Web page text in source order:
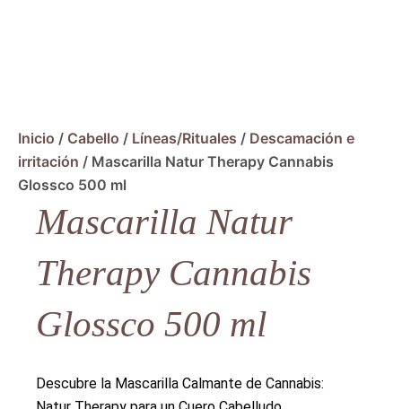
Inicio / Cabello / Líneas/Rituales / Descamación e
irritación / Mascarilla Natur Therapy Cannabis
Glossco 500 ml
Mascarilla Natur
Therapy Cannabis
Glossco 500 ml
Descubre la Mascarilla Calmante de Cannabis: